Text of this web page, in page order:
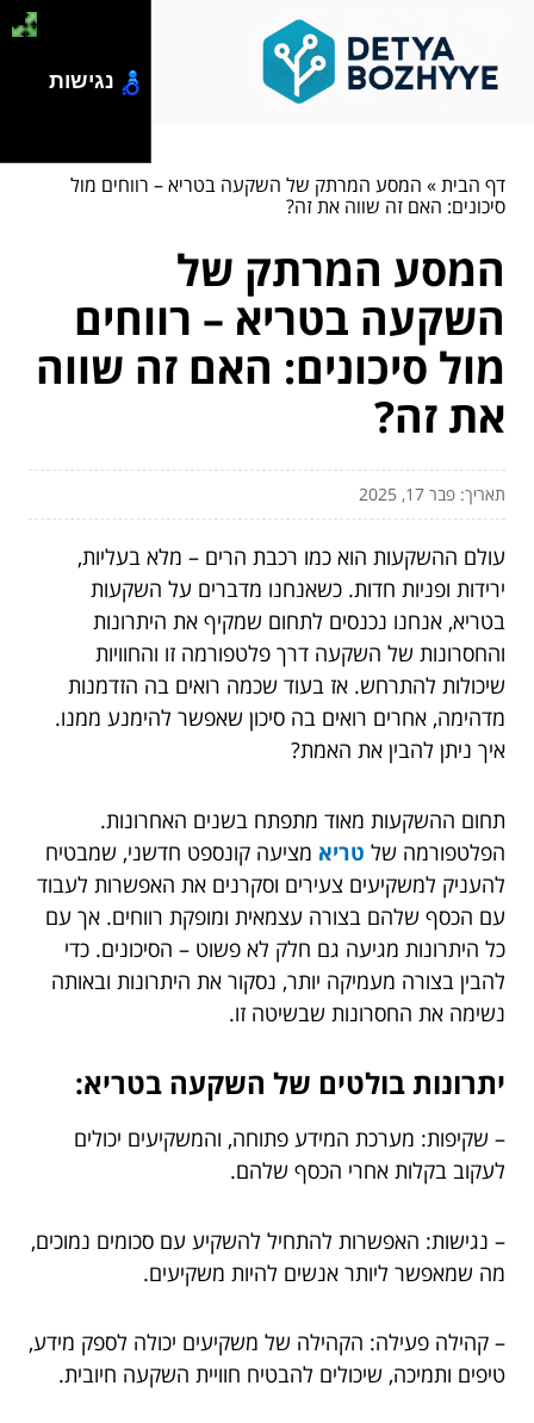
דף הבית» המסע המרתק של השקעה בטריא – רווחים מול
סיכונים: האם זה שווה את זה?
המסע המרתק של
השקעה בטריא – רווחים
מול סיכונים: האם זה שווה
את זה?
תאריך: פבר 17, 2025
עולם ההשקעות הוא כמו רכבת הרים – מלא בעליות,
ירידות ופניות חדות. כשאנחנו מדברים על השקעות
בטריא, אנחנו נכנסים לתחום שמקיף את היתרונות
והחסרונות של השקעה דרך פלטפורמה זו והחוויות
שיכולות להתרחש. אז בעוד שכמה רואים בה הזדמנות
מדהימה, אחרים רואים בה סיכון שאפשר להימנע ממנו.
איך ניתן להבין את האמת?
תחום ההשקעות מאוד מתפתח בשנים האחרונות.
הפלטפורמה של טריא מציעה קונספט חדשני, שמבטיח
להעניק למשקיעים צעירים וסקרנים את האפשרות לעבוד
עם הכסף שלהם בצורה עצמאית ומופקת רווחים. אך עם
כל היתרונות מגיעה גם חלק לא פשוט – הסיכונים. כדי
להבין בצורה מעמיקה יותר, נסקור את היתרונות ובאותה
נשימה את החסרונות שבשיטה זו.
יתרונות בולטים של השקעה בטריא:
– שקיפות: מערכת המידע פתוחה, והמשקיעים יכולים
לעקוב בקלות אחרי הכסף שלהם.
– נגישות: האפשרות להתחיל להשקיע עם סכומים נמוכים,
מה שמאפשר ליותר אנשים להיות משקיעים.
– קהילה פעילה: הקהילה של משקיעים יכולה לספק מידע,
טיפים ותמיכה, שיכולים להבטיח חוויית השקעה חיובית.
נגישות